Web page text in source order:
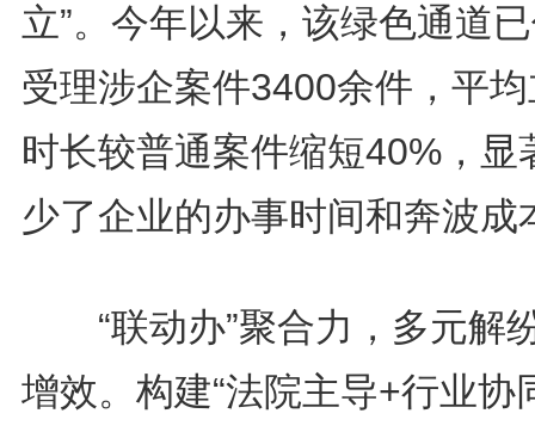
立”。今年以来，该绿色通道
受理涉企案件3400余件，平
时长较普通案件缩短40%，显
少了企业的办事时间和奔波成
“联动办”聚合力，多元解
增效。构建“法院主导+行业协